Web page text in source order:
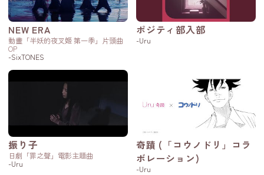
NEW ERA
動畫「半妖的夜叉姬 第一季」片頭曲
OP
-SixTONES
ポジティ部入部
-Uru
振り子
日劇「罪之聲」電影主題曲
-Uru
奇蹟 (「コウノドリ」コラ
ボレーション)
-Uru